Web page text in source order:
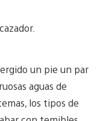
un pie un par
aguas de
los tipos de